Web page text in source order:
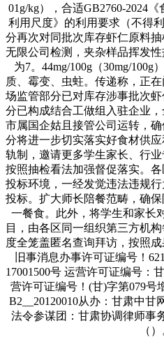
01g/kg），合适GB2760-2024
利用尺度》的利用要求（不得
分再次对同批次库存虾仁原料
无限公司检测，夹杂样品挥发
为7。44mg/100g（30mg/
质、霉变、虫蛀。传递称，正
场监管部分已对库存涉事批次
分已构成结合工做组入驻企业
市属国企姑且接管公司运转，
分将进一步切实落实好食材供
轨制，邀请更多学生家长、行
按照抽检看法加强督促落实。
投标环境，一经发觉违法违规
投标。扩大师长陪餐范畴，确
一餐食。此外，将学生和家长
目，由各区同一组织第三方机
度全笼盖匿名查询拜访，按照
旧事消息办事许可证编号！
17001500号 运营许可证编号：
营许可证编号！(甘)字第079号
B2__20120010从办：甘肃中
法令参谋团：甘肃协调律师事
（）